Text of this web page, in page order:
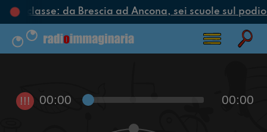
di classe: da Brescia ad Ancona, sei scuole sul
!!! 00:00 00:00